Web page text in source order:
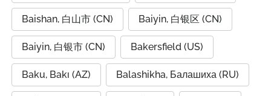
Baishan, 白山市 (CN) Baiyin, 白银区 (CN)
Baiyin, 白银市 (CN) Bakersfield (US)
Baku, Bakı (AZ) Balashikha, Балашиха (RU)